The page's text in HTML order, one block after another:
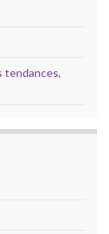
tendances,